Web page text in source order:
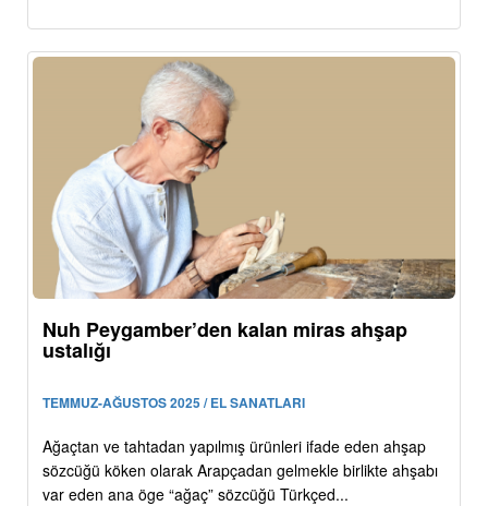
Nuh Peygamber’den kalan miras ahşap
ustalığı
TEMMUZ-AĞUSTOS 2025 / EL SANATLARI
Ağaçtan ve tahtadan yapılmış ürünleri ifade eden ahşap
sözcüğü köken olarak Arapçadan gelmekle birlikte ahşabı
var eden ana öge “ağaç” sözcüğü Türkçed...